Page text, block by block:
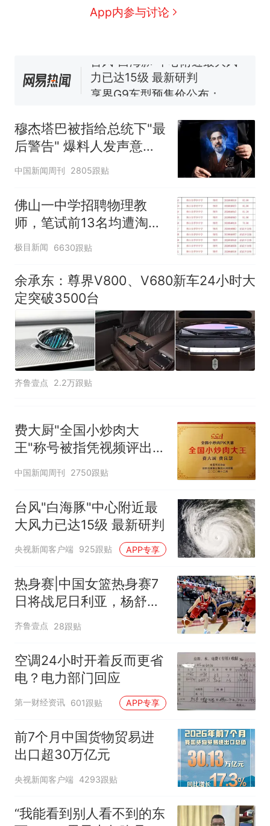
App内参与讨论
佛山一中学招聘物理教师，笔
试前13名均遭淘汰？教育局：
享界G9车型预售价公布：
43.98万起
因老师一句“跟我回家”改写了
人生
穆杰塔巴被指给总统下"最
后警告" 爆料人发声意味
深长
中国新闻周刊 2805跟贴
佛山一中学招聘物理教
师，笔试前13名均遭淘
汰？教育局：已叫停招
聘，成立调查组全面核查
极目新闻 6630跟贴
余承东：尊界V800、V680新车24小时大
定突破3500台
齐鲁壹点 2.2万跟贴
费大厨"全国小炒肉大
王"称号被指凭视频评出
官方回应
中国新闻周刊 2750跟贴
台风"白海豚"中心附近最
大风力已达15级 最新研判
央视新闻客户端 925跟贴 APP专享
热身赛|中国女篮热身赛7
日将战尼日利亚，杨舒予
有望出战
齐鲁壹点 28跟贴
空调24小时开着反而更省
电？电力部门回应
第一财经资讯 601跟贴 APP专享
前7个月中国货物贸易进
出口超30万亿元
央视新闻客户端 4293跟贴
“我能看到别人看不到的东